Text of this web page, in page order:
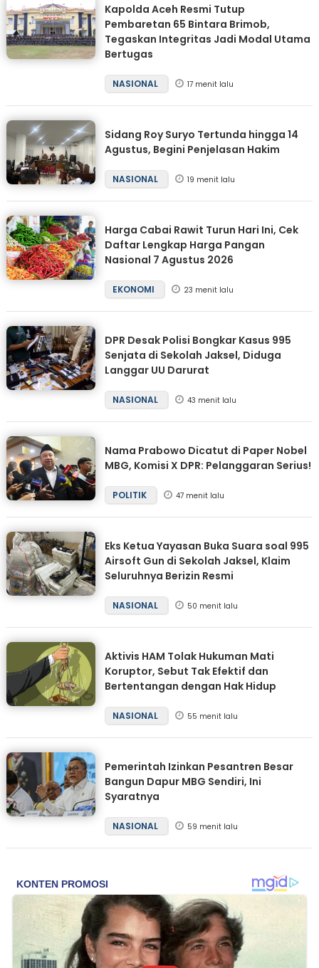
Kapolda Aceh Resmi Tutup
Pembaretan 65 Bintara Brimob,
Tegaskan Integritas Jadi Modal Utama
Bertugas
NASIONAL 17 menit lalu
Sidang Roy Suryo Tertunda hingga 14
Agustus, Begini Penjelasan Hakim
NASIONAL 19 menit lalu
Harga Cabai Rawit Turun Hari Ini, Cek
Daftar Lengkap Harga Pangan
Nasional 7 Agustus 2026
EKONOMI 23 menit lalu
DPR Desak Polisi Bongkar Kasus 995
Senjata di Sekolah Jaksel, Diduga
Langgar UU Darurat
NASIONAL 43 menit lalu
Nama Prabowo Dicatut di Paper Nobel
MBG, Komisi X DPR: Pelanggaran Serius!
POLITIK 47 menit lalu
Eks Ketua Yayasan Buka Suara soal 995
Airsoft Gun di Sekolah Jaksel, Klaim
Seluruhnya Berizin Resmi
NASIONAL 50 menit lalu
Aktivis HAM Tolak Hukuman Mati
Koruptor, Sebut Tak Efektif dan
Bertentangan dengan Hak Hidup
NASIONAL 55 menit lalu
Pemerintah Izinkan Pesantren Besar
Bangun Dapur MBG Sendiri, Ini
Syaratnya
NASIONAL 59 menit lalu